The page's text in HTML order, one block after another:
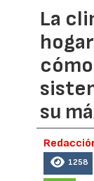
La
su
1258